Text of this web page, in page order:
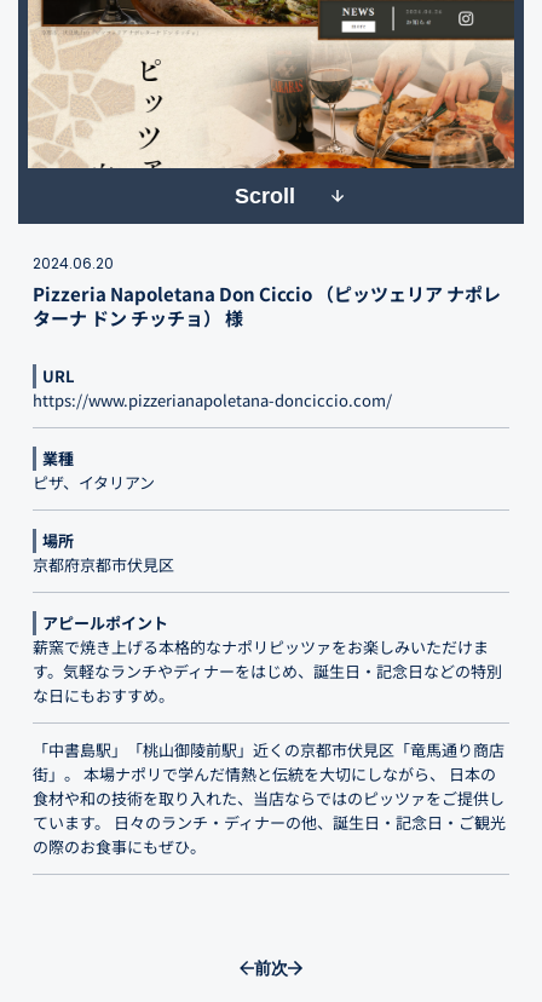
Scroll
2024.06.20
Pizzeria Napoletana Don Ciccio （ピッツェリア ナポレ
ターナ ドン チッチョ） 様
URL
https://www.pizzerianapoletana-donciccio.com/
業種
ピザ、イタリアン
場所
京都府京都市伏見区
アピールポイント
薪窯で焼き上げる本格的なナポリピッツァをお楽しみいただけま
す。気軽なランチやディナーをはじめ、誕生日・記念日などの特別
な日にもおすすめ。
「中書島駅」「桃山御陵前駅」近くの京都市伏見区「竜馬通り商店
街」。 本場ナポリで学んだ情熱と伝統を大切にしながら、 日本の
食材や和の技術を取り入れた、当店ならではのピッツァをご提供し
ています。 日々のランチ・ディナーの他、誕生日・記念日・ご観光
の際のお食事にもぜひ。
前次